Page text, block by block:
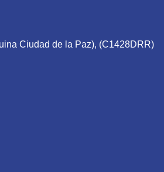
Ciudad de la Paz), (C1428DRR)